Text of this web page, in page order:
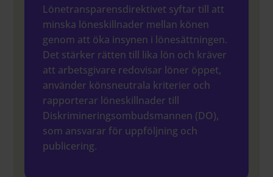
Boka Demo
Lönetransparensdirektivet syftar till att
minska löneskillnader mellan könen
genom att öka insynen i lönesättningen.
Det stärker rätten till lika lön och kräver
att arbetsgivare redovisar löner öppet,
använder könsneutrala kriterier och
rapporterar löneskillnader till
Diskrimineringsombudsmannen (DO),
som ansvarar för uppföljning och
publicering.